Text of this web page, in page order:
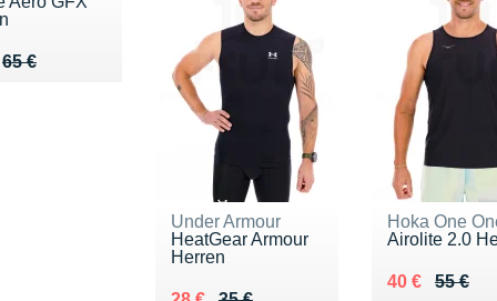
65 €
de 65 €
44 €
Under Armour
HeatGear Armour
Herren
Hoka One
Airolite 2.0
55 €
Au lieu de 55
40 €
Vendu 40 €